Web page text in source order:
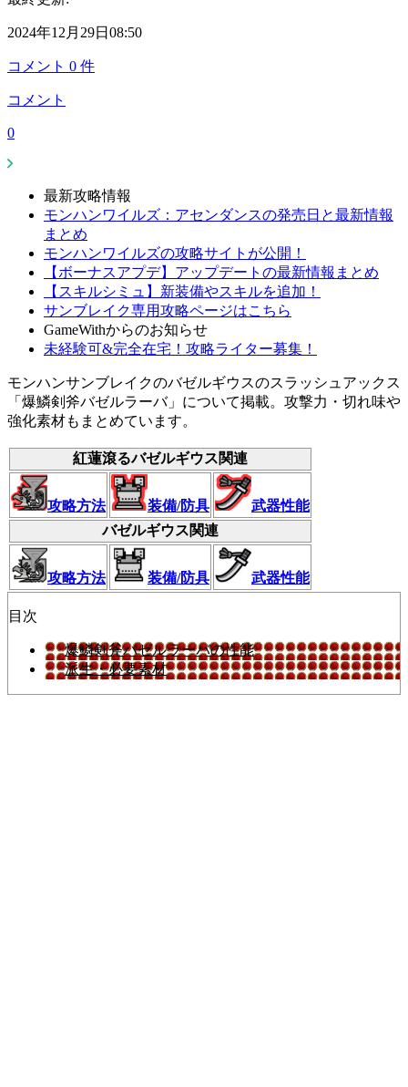
2024年12月29日08:50
コメント 0 件
コメント
0
最新攻略情報
モンハンワイルズ：アセンダンスの発売日と最新情報
まとめ
モンハンワイルズの攻略サイトが公開！
【ボーナスアプデ】アップデートの最新情報まとめ
【スキルシミュ】新装備やスキルを追加！
サンブレイク専用攻略ページはこちら
GameWithからのお知らせ
未経験可&完全在宅！攻略ライター募集！
モンハンサンブレイクのバゼルギウスのスラッシュアックス
「爆鱗剣斧バゼルラーバ」について掲載。攻撃力・切れ味や
強化素材もまとめています。
紅蓮滾るバゼルギウス関連
攻略方法 装備/防具
武器性能
バゼルギウス関連
攻略方法 装備/防具 武器性能
目次
爆鱗剣斧バゼルラーバの性能
派生・必要素材